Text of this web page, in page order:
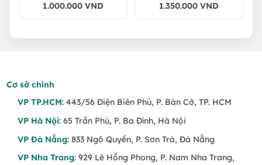
1.000.000 VND 1.350.000 VND
Cơ sở chính
VP TP.HCM: 443/56 Điện Biên Phủ, P. Bàn Cờ, TP. HCM
VP Hà Nội: 65 Trần Phú, P. Ba Đình, Hà Nội
VP Đà Nẵng: 833 Ngô Quyền, P. Sơn Trà, Đà Nẵng
VP Nha Trang: 929 Lê Hồng Phong, P. Nam Nha Trang,